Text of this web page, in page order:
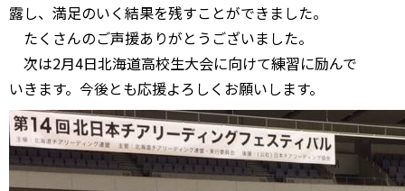
露し、満足のいく結果を残すことができました。
たくさんのご声援ありがとうございました。
次は2月4日北海道高校生大会に向けて練習に励んで
いきます。今後とも応援よろしくお願いします。